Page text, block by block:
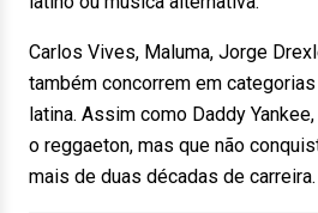
Carlos Vives, Maluma, Jorge
também concorrem em
latina. Assim como Daddy
o reggaeton, mas que não
mais de duas décadas de carreira.